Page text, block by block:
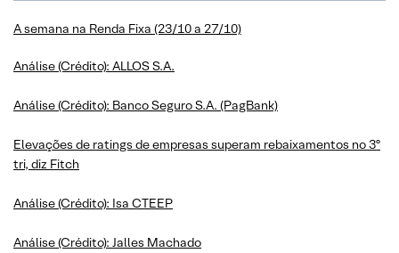
A semana na Renda Fixa (23/10 a 27/10)
Análise (Crédito): ALLOS S.A.
Análise (Crédito): Banco Seguro S.A. (PagBank)
Elevações de ratings de empresas superam rebaixamentos no 3º
tri, diz Fitch
Análise (Crédito): Isa CTEEP
Análise (Crédito): Jalles Machado